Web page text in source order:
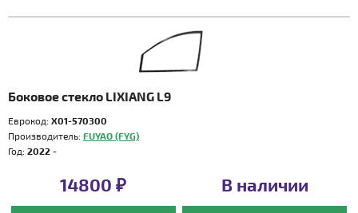
Боковое стекло LIXIANG L9
Еврокод: X01-570300
Производитель: FUYAO (FYG)
Год: 2022 -
14800 ₽ В наличии